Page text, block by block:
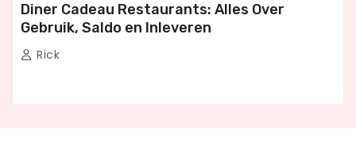
Diner Cadeau Restaurants: Alles Over
Gebruik, Saldo en Inleveren
Rick